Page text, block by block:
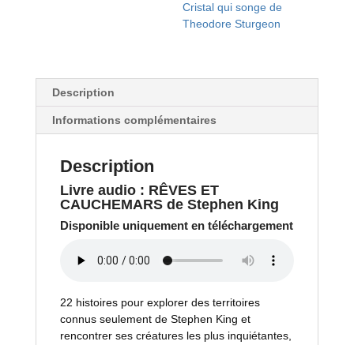
Cristal qui songe de
Theodore Sturgeon
Description
Informations complémentaires
Description
Livre audio : RÊVES ET
CAUCHEMARSde Stephen King
Disponible uniquement en téléchargement
22 histoires pour explorer des territoires
connus seulement de Stephen King et
rencontrer ses créatures les plus inquiétantes,